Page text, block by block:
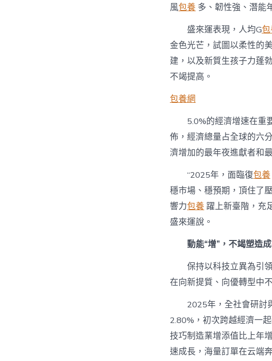
風包養 多、韌性強、潛能
盛來運表現，人均G
金色光芒，試圖以柔性的
建，以及新質生孩子力蓬
不竭提高。
包養網
5.0%的經濟增速在重
佈，經濟總量占全球的六
濟增加的最年夜進獻者和
“2025年，面臨復包養
穩市場、穩預期，頂住了
響力包養 躍上新臺階，充
盛來運說。
動能“增”，不竭塑造
保持以科技立異為引
在向新提質、向優轉型中
2025年，全社會研討
2.80%，初次跨越經濟一
技巧制造業增添值比上年
速成長，海量訂單在云端